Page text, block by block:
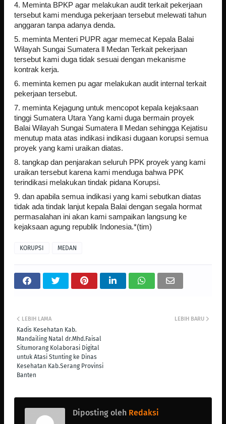
4. Meminta BPKP agar melakukan audit terkait pekerjaan
tersebut kami menduga pekerjaan tersebut melewati tahun
anggaran tanpa adanya denda.
5. meminta Menteri PUPR agar memecat Kepala Balai
Wilayah Sungai Sumatera ll Medan Terkait pekerjaan
tersebut kami duga tidak sesuai dengan mekanisme
kontrak kerja.
6. meminta kemen pu agar melakukan audit internal terkait
pekerjaan tersebut.
7. meminta Kejagung untuk mencopot kepala kejaksaan
tinggi Sumatera Utara Yang kami duga bermain proyek
Balai Wilayah Sungai Sumatera ll Medan sehingga Kejatisu
menutup mata atas indikasi indikasi dugaan korupsi semua
proyek yang kami uraikan diatas.
8. tangkap dan penjarakan seluruh PPK proyek yang kami
uraikan tersebut karena kami menduga bahwa PPK
terindikasi melakukan tindak pidana Korupsi.
9. dan apabila semua indikasi yang kami sebutkan diatas
tidak ada tindak lanjut kepala Balai dengan segala hormat
permasalahan ini akan kami sampaikan langsung ke
kejaksaan agung republik Indonesia.*(tim)
KORUPSI MEDAN
LEBIH BARU
LEBIH LAMA
Kadis Kesehatan Kab.
Mandailing Natal dr.Mhd.Faisal
Situmorang Kolaborasi Digital
untuk Atasi Stunting ke Dinas
Kesehatan Kab.Serang Provinsi
Banten
Diposting oleh Redaksi